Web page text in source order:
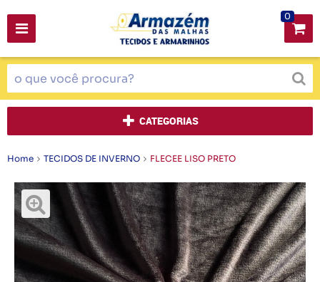
0
CATEGORIAS
Home TECIDOS DE INVERNO FLECEE LISO PRETO